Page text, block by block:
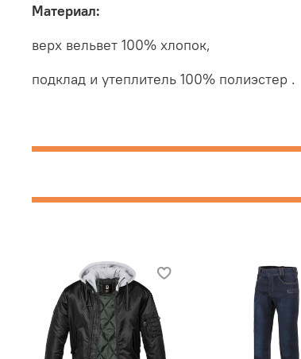
Материал:
верх вельвет 100% хлопок,
подклад и утеплитель 100% полиэстер .